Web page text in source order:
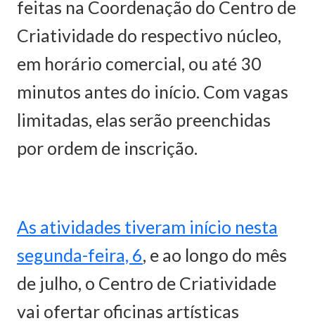
feitas na Coordenação do Centro de
Criatividade do respectivo núcleo,
em horário comercial, ou até 30
minutos antes do início. Com vagas
limitadas, elas serão preenchidas
por ordem de inscrição.
As atividades tiveram início nesta
segunda-feira, 6, e ao longo do mês
de julho, o Centro de Criatividade
vai ofertar oficinas artísticas